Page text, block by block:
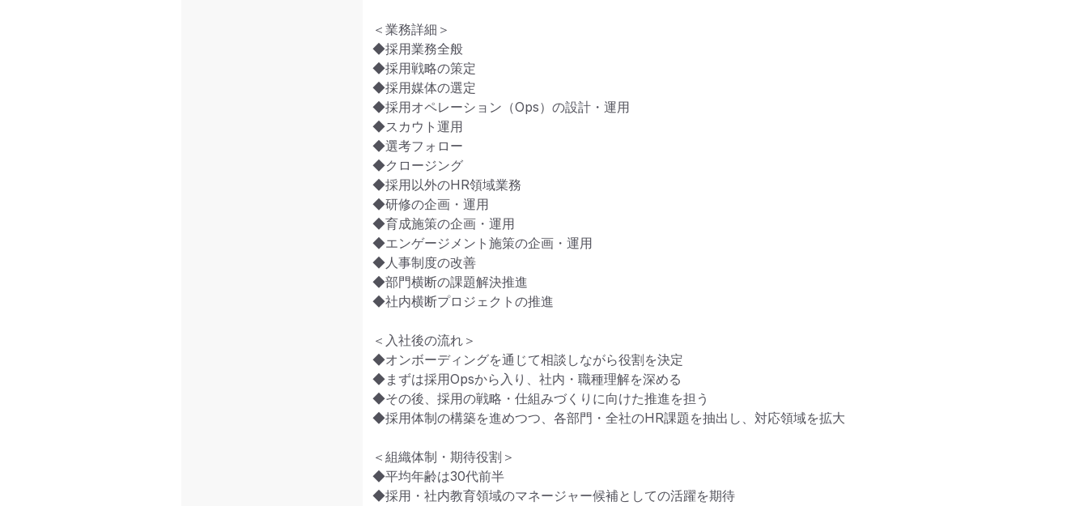
＜業務詳細＞
◆採用業務全般
◆採用戦略の策定
◆採用媒体の選定
◆採用オペレーション（Ops）の設計・運用
◆スカウト運用
◆選考フォロー
◆クロージング
◆採用以外のHR領域業務
◆研修の企画・運用
◆育成施策の企画・運用
◆エンゲージメント施策の企画・運用
◆人事制度の改善
◆部門横断の課題解決推進
◆社内横断プロジェクトの推進
＜入社後の流れ＞
◆オンボーディングを通じて相談しながら役割を決定
◆まずは採用Opsから入り、社内・職種理解を深める
◆その後、採用の戦略・仕組みづくりに向けた推進を担う
◆採用体制の構築を進めつつ、各部門・全社のHR課題を抽出し、対応領域を拡大
＜組織体制・期待役割＞
◆平均年齢は30代前半
◆採用・社内教育領域のマネージャー候補としての活躍を期待